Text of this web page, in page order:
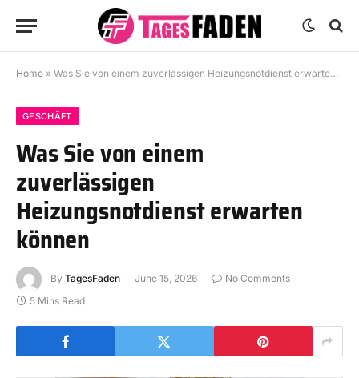
Home » Was Sie von einem zuverlässigen Heizungsnotdienst erwarten können
GESCHÄFT
Was Sie von einem
zuverlässigen
Heizungsnotdienst erwarten
können
By TagesFaden June 15, 2026
No Comments
5 Mins Read